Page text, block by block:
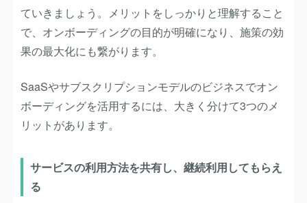
ていきましょう。メリットをしっかりと理解すること
で、オンボーディングの目的が明確になり、施策の効
果の最大化にも繋がります。
SaaSやサブスクリプションモデルのビジネスでオン
ボーディングを活用するには、大きく分けて3つのメ
リットがあります。
サービスの利用方法を共有し、継続利用してもらえ
る